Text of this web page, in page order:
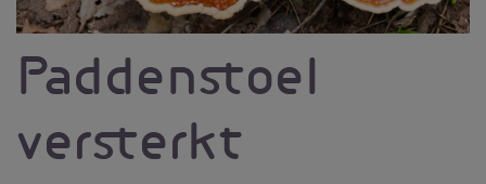
Paddenstoel
versterkt